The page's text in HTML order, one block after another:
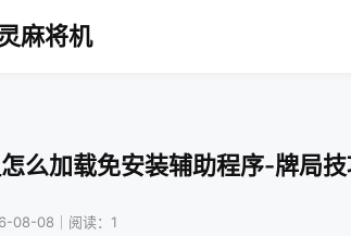
麻将机
么加载免安装辅助程序-牌局
08-08｜阅读：1